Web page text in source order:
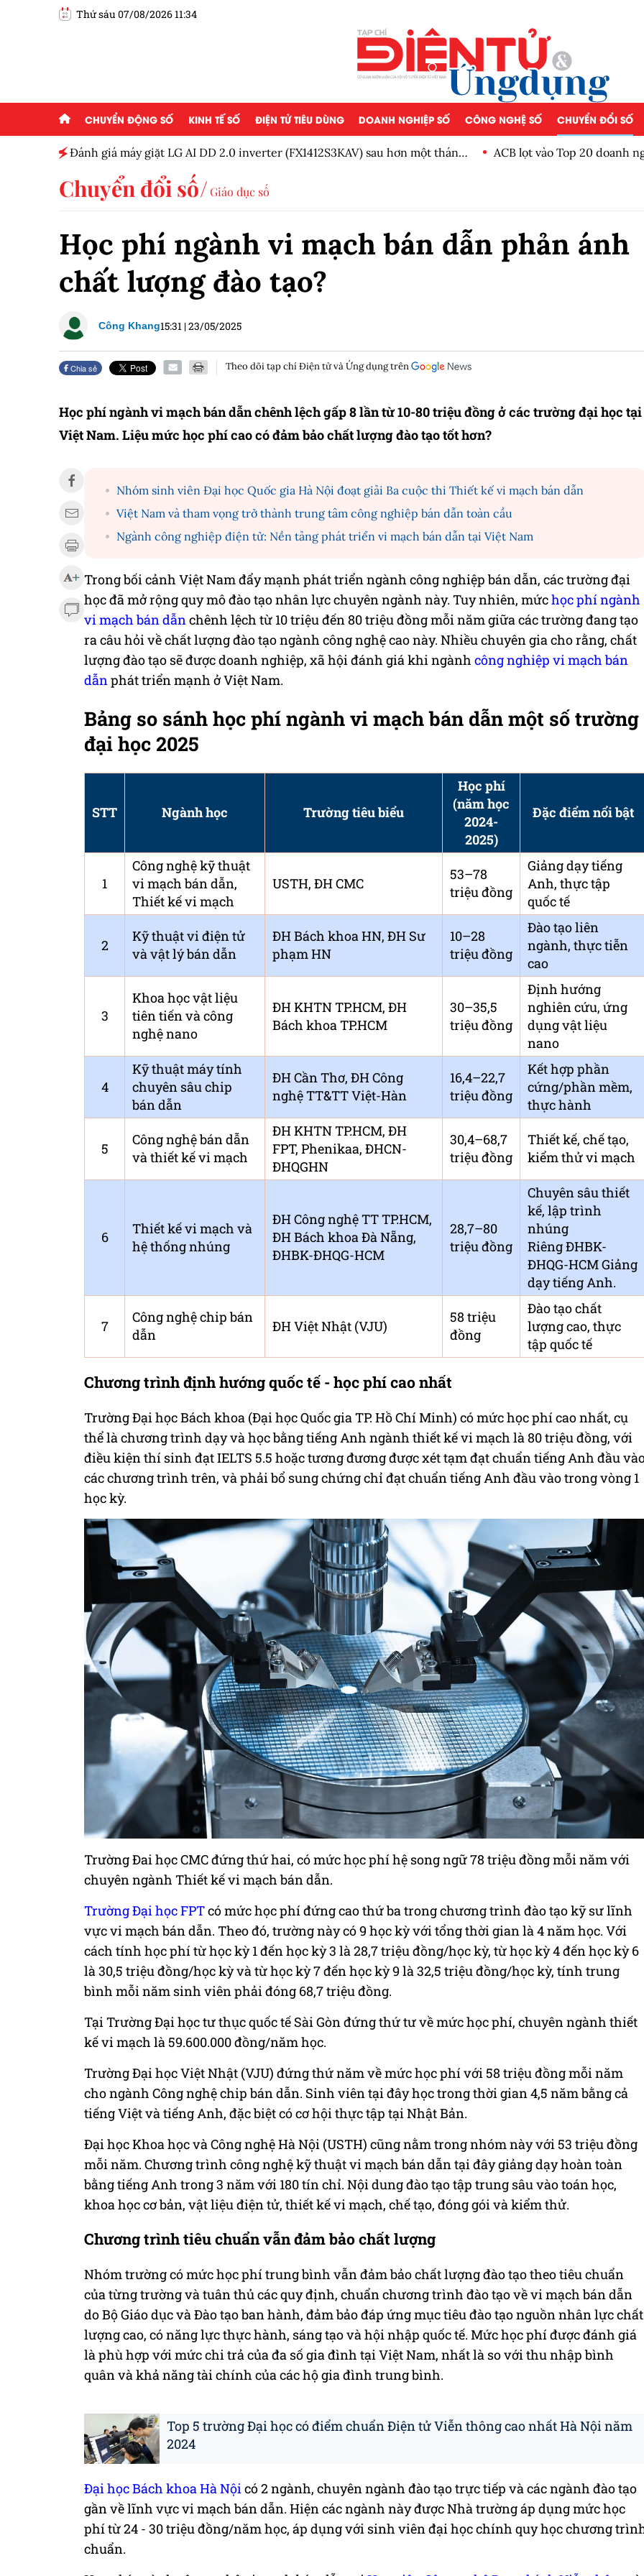
Thứ sáu 07/08/2026 11:34
CHUYỂN ĐỘNG SỐ KINH TẾ SỐ ĐIỆN TỬ TIÊU DÙNG DOANH NGHIỆP SỐ CÔNG NGHỆ SỐ CHUYỂN ĐỔI SỐ
Đánh giá máy giặt LG AI DD 2.0 inverter (FX1412S3KAV) sau hơn một tháng
ACB lọt vào Top 20 doanh
Chuyển đổi số Giáo dục số
Học phí ngành vi mạch bán dẫn phản ánh
chất lượng đào tạo?
Công Khang15:31 |23/05/2025
Chia sẻ Theo dõi tạp chí Điện tử và Ứng dụng trên
Học phí ngành vi mạch bán dẫn chênh lệch gấp 8 lần từ 10-80 triệu đồng ở các trường đại học tại
Việt Nam. Liệu mức học phí cao có đảm bảo chất lượng đào tạo tốt hơn?
Nhóm sinh viên Đại học Quốc gia Hà Nội đoạt giải Ba cuộc thi Thiết kế vi mạch bán dẫn
Việt Nam và tham vọng trở thành trung tâm công nghiệp bán dẫn toàn cầu
Ngành công nghiệp điện tử: Nền tảng phát triển vi mạch bán dẫn tại Việt Nam
Trong bối cảnh Việt Nam đẩy mạnh phát triển ngành công nghiệp bán dẫn, các trường đại
học đã mở rộng quy mô đào tạo nhân lực chuyên ngành này. Tuy nhiên, mứchọc phí ngành
vi mạch bán dẫnchênh lệch từ 10 triệu đến 80 triệu đồng mỗi năm giữa các trường đang tạo
ra câu hỏi về chất lượng đào tạo ngành công nghệ cao này. Nhiều chuyên gia cho rằng, chất
lượng đào tạo sẽ được doanh nghiệp, xã hội đánh giá khi ngành công nghiệp vi mạch bán
dẫnphát triển mạnh ở Việt Nam.
Bảng so sánh ​​​​​​học phí ngành vi mạch bán dẫn một số trường
đại học 2025
STT Ngành học Trường tiêu biểu
Học phí
(năm học
2024-
2025)
Đặc điểm nổi bật
1
Công nghệ kỹ thuật
vi mạch bán dẫn,
Thiết kế vi mạch
USTH, ĐH CMC
53–78
triệu đồng
Giảng dạy tiếng
Anh, thực tập
quốc tế
2
Kỹ thuật vi điện tử
và vật lý bán dẫn
ĐH Bách khoa HN, ĐH Sư
phạm HN
10–28
triệu đồng
Đào tạo liên
ngành, thực tiễn
cao
3
Khoa học vật liệu
tiên tiến và công
nghệ nano
ĐH KHTN TP.HCM, ĐH
Bách khoa TP.HCM
30–35,5
triệu đồng
Định hướng
nghiên cứu, ứng
dụng vật liệu
nano
4
Kỹ thuật máy tính
chuyên sâu chip
bán dẫn
ĐH Cần Thơ, ĐH Công
nghệ TT&TT Việt-Hàn
16,4–22,7
triệu đồng
Kết hợp phần
cứng/phần mềm,
thực hành
5
Công nghệ bán dẫn
và thiết kế vi mạch
ĐH KHTN TP.HCM, ĐH
FPT, Phenikaa, ĐHCN-
ĐHQGHN
30,4–68,7
triệu đồng
Thiết kế, chế tạo,
kiểm thử vi mạch
6
Thiết kế vi mạch và
hệ thống nhúng
ĐH Công nghệ TT TP.HCM,
ĐH Bách khoa Đà Nẵng,
ĐHBK-ĐHQG-HCM
28,7–80
triệu đồng
Chuyên sâu thiết
kế, lập trình
nhúng
Riêng ĐHBK-
ĐHQG-HCM Giảng
dạy tiếng Anh.
7
Công nghệ chip bán
dẫn
ĐH Việt Nhật (VJU)
58 triệu
đồng
Đào tạo chất
lượng cao, thực
tập quốc tế
Chương trình định hướng quốc tế - học phí cao nhất
Trường Đại học Bách khoa (Đại học Quốc gia TP. Hồ Chí Minh) có mức học phí cao nhất, cụ
thể là chương trình dạy và học bằng tiếng Anh ngành thiết kế vi mạch là 80 triệu đồng, với
điều kiện thí sinh đạt IELTS 5.5 hoặc tương đương được xét tạm đạt chuẩn tiếng Anh đầu
các chương trình trên, và phải bổ sung chứng chỉ đạt chuẩn tiếng Anh đầu vào trong vòng 1
học kỳ.
Trường Đai học CMC đứng thứ hai, có mức học phí hệ song ngữ 78 triệu đồng mỗi năm với
chuyên ngành Thiết kế vi mạch bán dẫn.
Trường Đại học FPTcó mức học phí đứng cao thứ ba trong chương trình đào tạo kỹ sư lĩnh
vực vi mạch bán dẫn. Theo đó, trường này có 9 học kỳ với tổng thời gian là 4 năm học. Với
cách tính học phí từ học kỳ 1 đến học kỳ 3 là 28,7 triệu đồng/học kỳ, từ học kỳ 4 đến học kỳ 6
là 30,5 triệu đồng/học kỳ và từ học kỳ 7 đến học kỳ 9 là 32,5 triệu đồng/học kỳ, tính trung
bình mỗi năm sinh viên phải đóng 68,7 triệu đồng.
Tại Trường Đại học tư thục quốc tế Sài Gòn đứng thứ tư về mức học phí, chuyên ngành thiết
kế vi mạch là 59.600.000 đồng/năm học.
Trường Đại học Việt Nhật (VJU) đứng thứ năm về mức học phí với 58 triệu đồng mỗi năm
cho ngành Công nghệ chip bán dẫn. Sinh viên tại đây học trong thời gian 4,5 năm bằng cả
tiếng Việt và tiếng Anh, đặc biệt có cơ hội thực tập tại Nhật Bản.
Đại học Khoa học và Công nghệ Hà Nội (USTH) cũng nằm trong nhóm này với 53 triệu đồng
mỗi năm. Chương trình công nghệ kỹ thuật vi mạch bán dẫn tại đây giảng dạy hoàn toàn
bằng tiếng Anh trong 3 năm với 180 tín chỉ. Nội dung đào tạo tập trung sâu vào toán học,
khoa học cơ bản, vật liệu điện tử, thiết kế vi mạch, chế tạo, đóng gói và kiểm thử.
Chương trình tiêu chuẩn vẫn đảm bảo chất lượng
Nhóm trường có mức học phí trung bình vẫn đảm bảo chất lượng đào tạo theo tiêu chuẩn
của từng trường và tuân thủ các quy định, chuẩn chương trình đào tạo về vi mạch bán dẫn
do Bộ Giáo dục và Đào tạo ban hành, đảm bảo đáp ứng mục tiêu đào tạo nguồn nhân lực chất
lượng cao, có năng lực thực hành, sáng tạo và hội nhập quốc tế. Mức học phí được đánh giá
là phù hợp với mức chi trả của đa số gia đình tại Việt Nam, nhất là so với thu nhập bình
quân và khả năng tài chính của các hộ gia đình trung bình.
Top 5 trường Đại học có điểm chuẩn Điện tử Viễn thông cao nhất Hà Nội năm
2024
Đại học Bách khoa Hà Nộicó 2 ngành, chuyên ngành đào tạo trực tiếp và các ngành đào tạo
gần về lĩnh vực vi mạch bán dẫn. Hiện các ngành này được Nhà trường áp dụng mức học
phí từ 24 - 30 triệu đồng/năm học, áp dụng với sinh viên đại học chính quy học chương
chuẩn.